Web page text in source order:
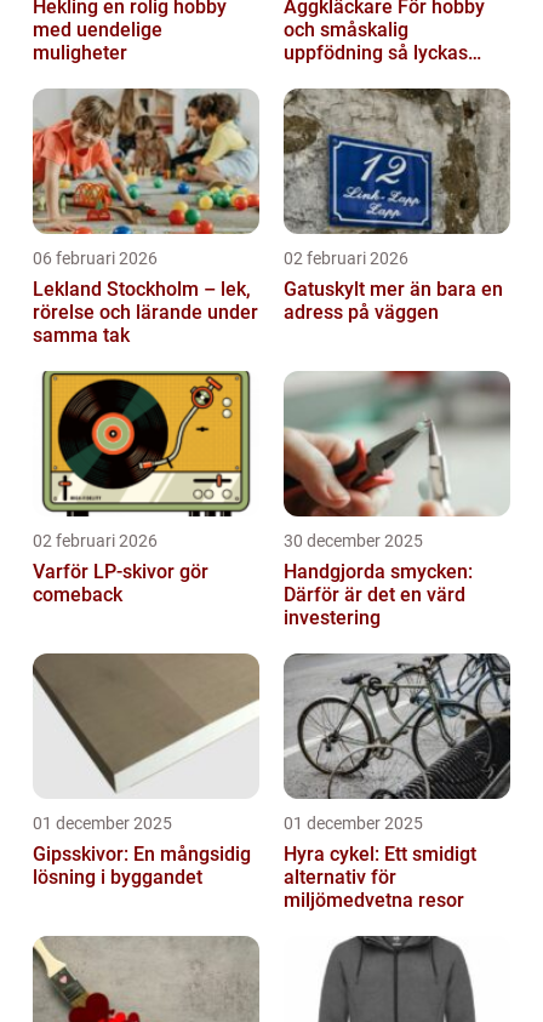
Hekling en rolig hobby
med uendelige
muligheter
Äggkläckare För hobby
och småskalig
uppfödning så lyckas
06 februari 2026
Lekland Stockholm – lek,
rörelse och lärande under
samma tak
02 februari 2026
Gatuskylt mer än bara en
adress på väggen
02 februari 2026
Varför LP-skivor gör
comeback
30 december 2025
Handgjorda smycken:
Därför är det en värd
investering
01 december 2025
Gipsskivor: En mångsidig
lösning i byggandet
01 december 2025
Hyra cykel: Ett smidigt
alternativ för
miljömedvetna resor